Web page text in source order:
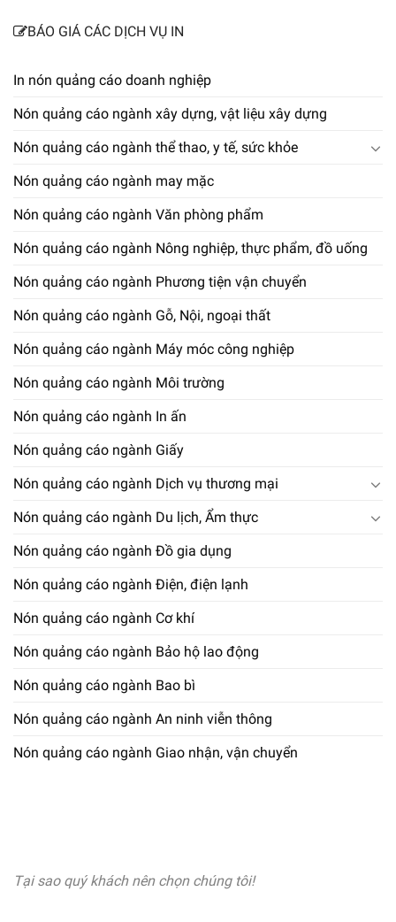
BÁO GIÁ CÁC DỊCH VỤ IN
In nón quảng cáo doanh nghiệp
Nón quảng cáo ngành xây dựng, vật liệu xây dựng
Nón quảng cáo ngành thể thao, y tế, sức khỏe
Nón quảng cáo ngành may mặc
Nón quảng cáo ngành Văn phòng phẩm
Nón quảng cáo ngành Nông nghiệp, thực phẩm, đồ uống
Nón quảng cáo ngành Phương tiện vận chuyển
Nón quảng cáo ngành Gỗ, Nội, ngoại thất
Nón quảng cáo ngành Máy móc công nghiệp
Nón quảng cáo ngành Môi trường
Nón quảng cáo ngành In ấn
Nón quảng cáo ngành Giấy
Nón quảng cáo ngành Dịch vụ thương mại
Nón quảng cáo ngành Du lịch, Ẩm thực
Nón quảng cáo ngành Đồ gia dụng
Nón quảng cáo ngành Điện, điện lạnh
Nón quảng cáo ngành Cơ khí
Nón quảng cáo ngành Bảo hộ lao động
Nón quảng cáo ngành Bao bì
Nón quảng cáo ngành An ninh viễn thông
Nón quảng cáo ngành Giao nhận, vận chuyển
Tại sao quý khách nên chọn chúng tôi!